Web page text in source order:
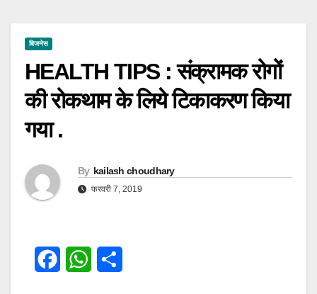
बिजनेस
HEALTH TIPS : संक्रामक रोगों
की रोकथाम के लिये टिकाकरण किया
गया .
By kailash choudhary
फरवरी 7, 2019
W